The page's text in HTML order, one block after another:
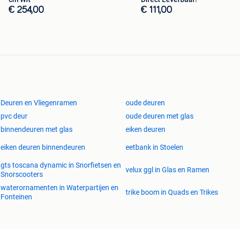
€ 254,00 € 111,00
Deuren en Vliegenramen oude deuren
pvc deur oude deuren met glas
binnendeuren met glas eiken deuren
eiken deuren binnendeuren eetbank in Stoelen
gts toscana dynamic in Snorfietsen en
Snorscooters
velux ggl in Glas en Ramen
waterornamenten in Waterpartijen en
Fonteinen
trike boom in Quads en Trikes